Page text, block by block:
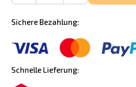
Sichere Bezahlung:
Schnelle Lieferung: